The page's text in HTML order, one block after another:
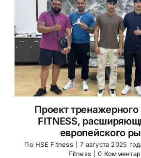
Проект тренажерного
FITNESS,
европейского
По HSE Fitness 7 августа 2025
Fitness
0